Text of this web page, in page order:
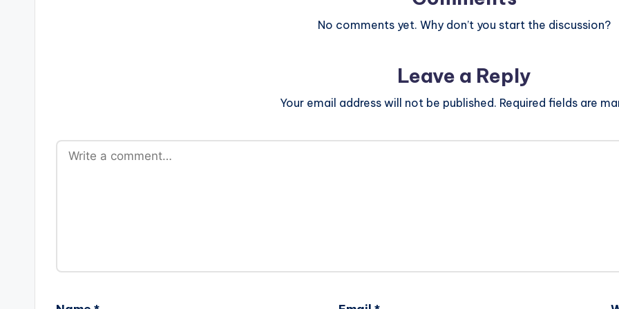
No comments yet. Why don’t you start the discussion?
Leave a Reply
Your email address will not be published. Required fields are